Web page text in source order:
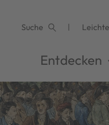
Suche
Entdecken